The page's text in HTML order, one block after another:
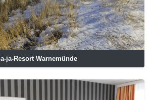
a-ja-Resort Warnemünde